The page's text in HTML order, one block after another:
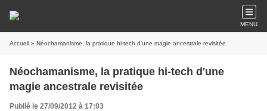
MENU
Accueil » Néochamanisme, la pratique hi-tech d'une magie ancestrale revisitée
Néochamanisme, la pratique hi-tech d'une
magie ancestrale revisitée
Publié le 27/09/2012 à 17:03